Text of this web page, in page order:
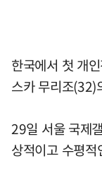
한국에서 첫 개
스카 무리조(32)
29일 서울 국제
상적이고 수평